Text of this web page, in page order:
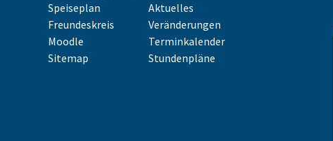
Speiseplan
Freundeskreis
Moodle
Sitemap
Aktuelles
Veränderungen
Terminkalender
Stundenpläne